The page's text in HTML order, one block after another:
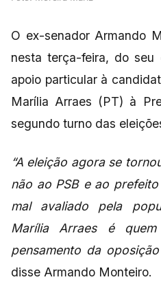
O ex-senador Armando
nesta terça-feira, do seu
apoio particular à
Marília Arraes (PT) à
segundo turno das
“A eleição agora se
não ao PSB e ao
mal avaliado pela
Marília Arraes é
pensamento da
disse Armando Monteiro.